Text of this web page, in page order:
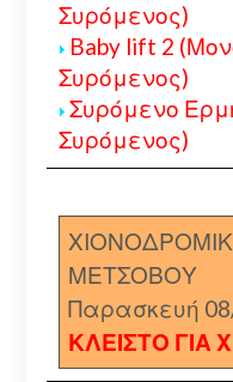
Συρόμενος)
Baby lift 2
Συρόμενος)
Συρόμενο
Συρόμενος)
ΜΕΤΣΟΒΟΥ
Παρασκευή
ΚΛΕΙΣΤΟ ΓΙΑ